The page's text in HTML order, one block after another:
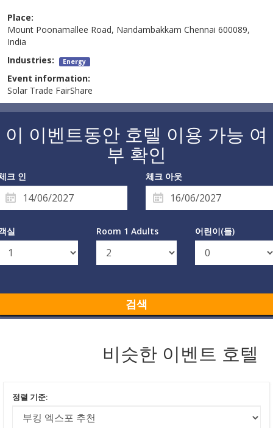
Place:
Mount Poonamallee Road, Nandambakkam Chennai 600089,
India
Industries: Energy
Event information:
Solar Trade FairShare
이 이벤트동안 호텔 이용 가능 여
부 확인
크 인 체크 아웃
실 Room 1 Adults 어린이(들)
검색
비슷한 이벤트 호텔
정렬 기준: